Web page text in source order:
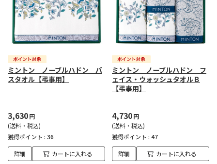
ミントン ノーブルハドン バ
スタオル【弔事用】
3,630円
(送料・税込)
獲得ポイント : 36
詳細 カートに入れる
ミントン ノーブルハドン フ
ェイス・ウォッシュタオルＢ
【弔事用】
4,730円
(送料・税込)
獲得ポイント : 47
詳細 カートに入れる